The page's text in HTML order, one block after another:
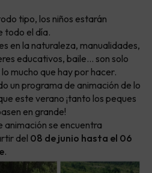
tipo, los niños estarán
todo el día.
en la naturaleza, manualidades,
educativos, baile... son solo
mucho que hay por hacer.
un programa de animación de lo
este verano ¡tanto los peques
en grande!
animación se encuentra
del 08 de junio hasta el 06
.